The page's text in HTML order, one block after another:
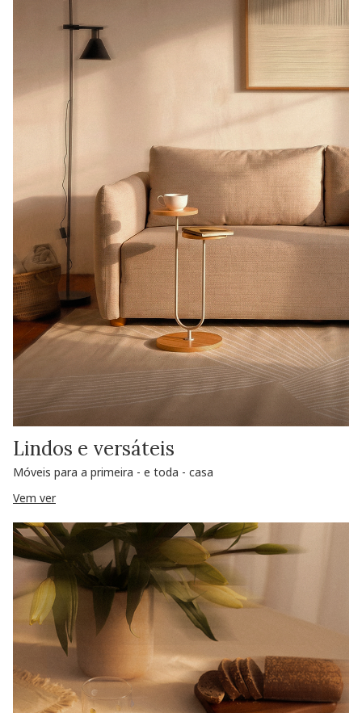
Lindos e versáteis
Móveis para a primeira - e toda - casa
Vem ver